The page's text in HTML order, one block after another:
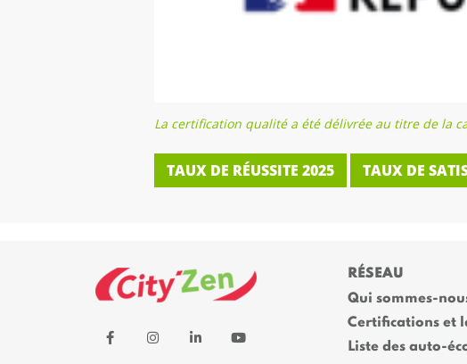
La certification qualité a été délivrée au titre de la
TAUX DE RÉUSSITE 2025 TAUX DE
RÉSEAU
Qui sommes-
Certifications et
Liste des auto-